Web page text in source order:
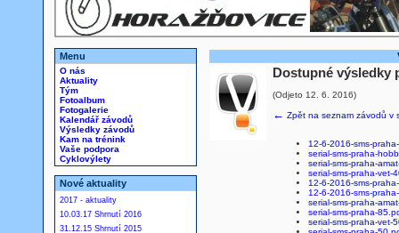
Menu
O nás
Aktuality
Tým
Fotoalbum
Fotogalerie
Kalendář závodů
Výsledky závodů
Kam na trénink
Vaše podpora
Cyklovýlety
Nové aktuality
2017 - aktuality
10.03.17 Shrnutí 2016
31.12.15 Shrnutí 2015
Dostupné výsledky
(Odjeto 12. 6. 2016)
← Zpět na seznam závodů v
12-6-2016-sms-
serial-sms-praha-
serial-sms-praha-
serial-sms-praha-vet-
12-6-2016-sms-
12-6-2016-sms-
serial-sms-praha-
serial-sms-praha-
serial-sms-praha-vet-